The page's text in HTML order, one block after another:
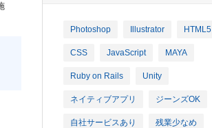
Photoshop Illustrator HTML5
CSS JavaScript MAYA
Ruby on Rails Unity
ネイティブアプリ ジーンズOK
自社サービスあり 残業少なめ